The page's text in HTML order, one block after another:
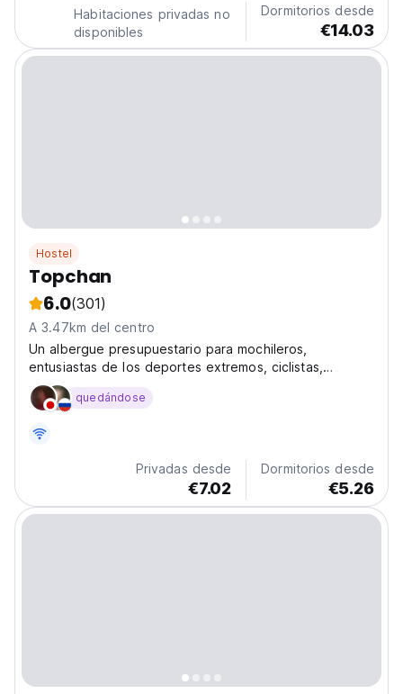
Habitaciones privadas no
disponibles
Dormitorios desde
€14.03
Hostel
Topchan
6.0(301)
A 3.47km del centro
Un albergue presupuestario para mochileros,
entusiastas de los deportes extremos, ciclistas,
ciclistas y simplemente vagabundos. Dirigido por la
misma gente. Bienvenido, viajero.
quedándose
Privadas desde
€7.02
Dormitorios desde
€5.26